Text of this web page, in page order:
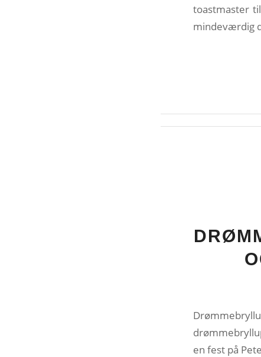
toastmaster
mindeværdig
en fest på